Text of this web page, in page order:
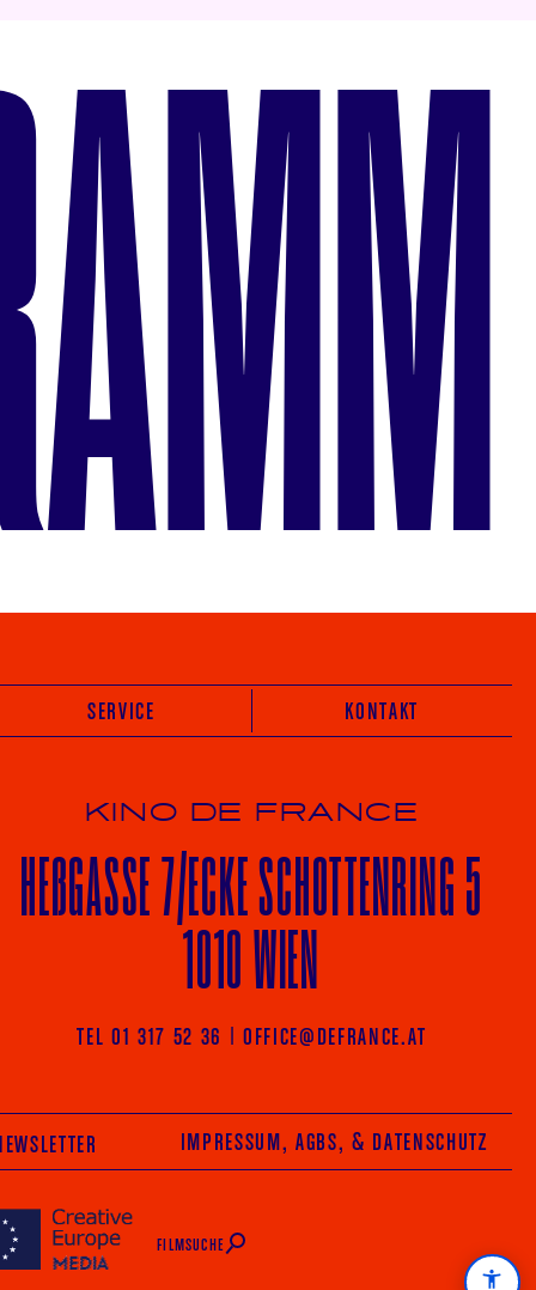
SERVICE KONTAKT
KINO DE FRANCE
HEßGASSE 7/ECKESCHOTTENRING 5
1010 WIEN
TEL 01 317 52 36 | OFFICE@DEFRANCE.AT
IMPRESSUM, AGBS, & DATENSCHUTZ
FILMSUCHE